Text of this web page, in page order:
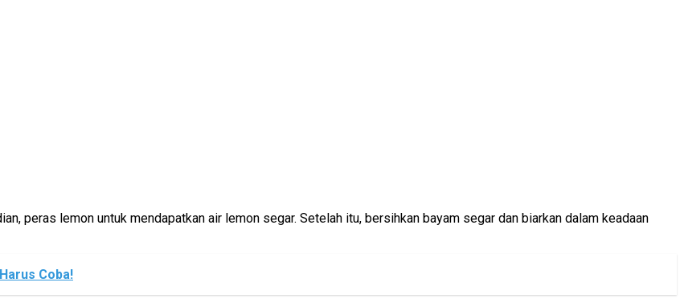
peras lemon untuk mendapatkan air lemon segar. Setelah itu, bersihkan bayam segar dan biarkan dalam keadaan
Coba!